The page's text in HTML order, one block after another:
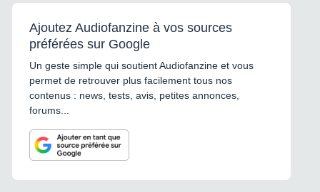
Ajoutez Audiofanzine à vos sources
préférées sur Google
Un geste simple qui soutient Audiofanzine et vous
permet de retrouver plus facilement tous nos
contenus : news, tests, avis, petites annonces,
forums...